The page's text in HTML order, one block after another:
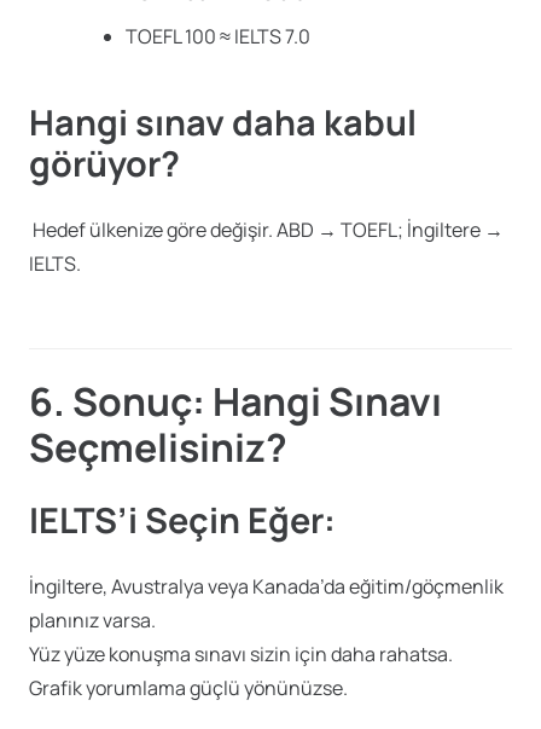
TOEFL 100 ≈ IELTS 7.0
Hangi sınav daha kabul
görüyor?
Hedef ülkenize göre değişir. ABD → TOEFL; İngiltere →
IELTS.
6. Sonuç: Hangi Sınavı
Seçmelisiniz?
IELTS’i Seçin Eğer:
İngiltere, Avustralya veya Kanada’da eğitim/göçmenlik
planınız varsa.
Yüz yüze konuşma sınavı sizin için daha rahatsa.
Grafik yorumlama güçlü yönünüzse.